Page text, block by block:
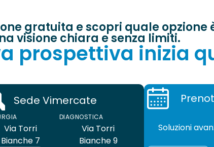
gratuita e scopri quale opzione
visione chiara e senza limiti.
prospettiva inizia
Sede Vimercate
Via Torri
Bianche 7
DIAGNOSTICA
Via Torri
Bianche 9
Soluzioni